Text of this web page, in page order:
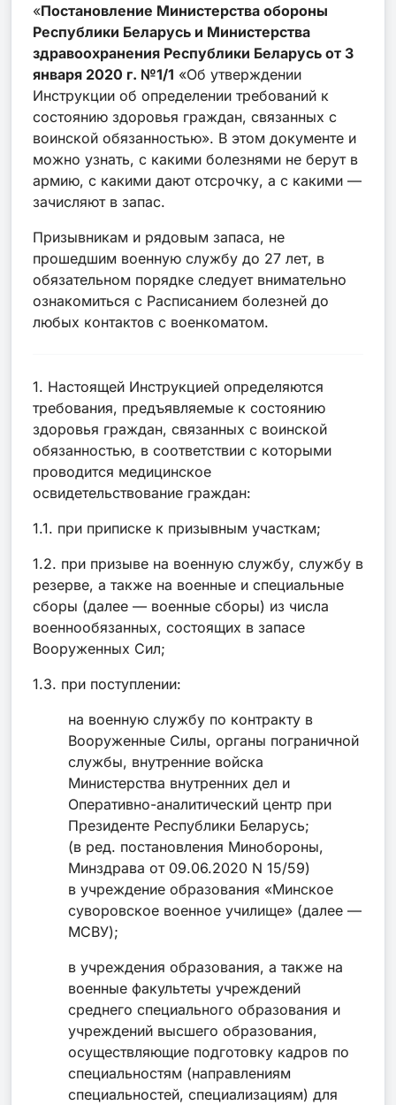
«Постановление Министерства обороны
Республики Беларусь и Министерства
здравоохранения Республики Беларусь от 3
января 2020 г. №1/1 «Об утверждении
Инструкции об определении требований к
состоянию здоровья граждан, связанных с
воинской обязанностью». В этом документе и
можно узнать, с какими болезнями не берут в
армию, с какими дают отсрочку, а с какими —
зачисляют в запас.
Призывникам и рядовым запаса, не
прошедшим военную службу до 27 лет, в
обязательном порядке следует внимательно
ознакомиться с Расписанием болезней до
любых контактов с военкоматом.
1. Настоящей Инструкцией определяются
требования, предъявляемые к состоянию
здоровья граждан, связанных с воинской
обязанностью, в соответствии с которыми
проводится медицинское
освидетельствование граждан:
1.1. при приписке к призывным участкам;
1.2. при призыве на военную службу, службу в
резерве, а также на военные и специальные
сборы (далее — военные сборы) из числа
военнообязанных, состоящих в запасе
Вооруженных Сил;
1.3. при поступлении:
на военную службу по контракту в
Вооруженные Силы, органы пограничной
службы, внутренние войска
Министерства внутренних дел и
Оперативно-аналитический центр при
Президенте Республики Беларусь;
(в ред. постановления Минобороны,
Минздрава от 09.06.2020 N 15/59)
в учреждение образования «Минское
суворовское военное училище» (далее —
МСВУ);
в учреждения образования, а также на
военные факультеты учреждений
среднего специального образования и
учреждений высшего образования,
осуществляющие подготовку кадров по
специальностям (направлениям
специальностей, специализациям) для